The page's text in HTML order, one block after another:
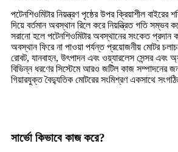
পটেনশিওমিটার নিয়ন্ত্রণ পৃষ্ঠের উপর ক্রিয়াশীল
দিয়ে বর্তমান অবস্থান রিলে করে নিয়ন্ত্রিত গতি সম্ভব
সরানো হলে পটেনশিওমিটার অবস্থানের সংকেত
অবস্থান ফিরে না পাওয়া পর্যন্ত প্রয়োজনীয় মোটর
রোবট, যানবাহন, উৎপাদন এবং ওয়্যারলেস সেন্সর এবং
বিভিন্ন ধরণের সিস্টেমে আরও জটিল কাজ সম্পাদনের
গিয়ারযুক্ত বৈদ্যুতিক মোটরের সংমিশ্রণ একসাথে
সার্ভো কিভাবে কাজ করে?